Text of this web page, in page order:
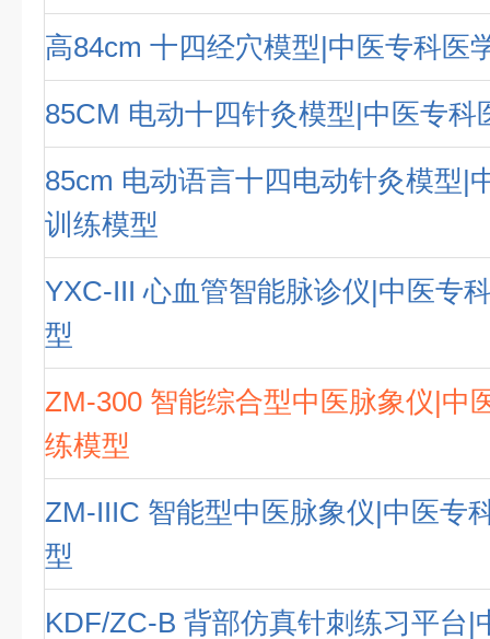
高84cm 十四经穴模型|中医专科医
85CM 电动十四针灸模型|中医专科
85cm 电动语言十四电动针灸模型|
训练模型
YXC-III 心血管智能脉诊仪|中医专
型
ZM-300 智能综合型中医脉象仪|中
练模型
ZM-IIIC 智能型中医脉象仪|中医专
型
KDF/ZC-B 背部仿真针刺练习平台|